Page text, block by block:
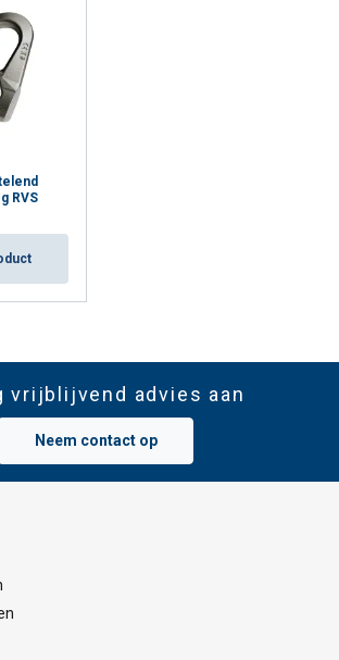
RVS
vrijblijvend advies aan
Neem contact op